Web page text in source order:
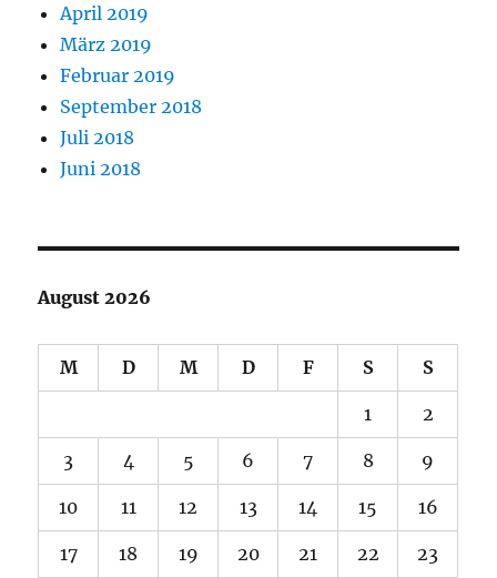
April 2019
März 2019
Februar 2019
September 2018
Juli 2018
Juni 2018
August 2026
M D M D F S S
1 2
3 4 5 6 7 8 9
10 11 12 13 14 15 16
17 18 19 20 21 22 23